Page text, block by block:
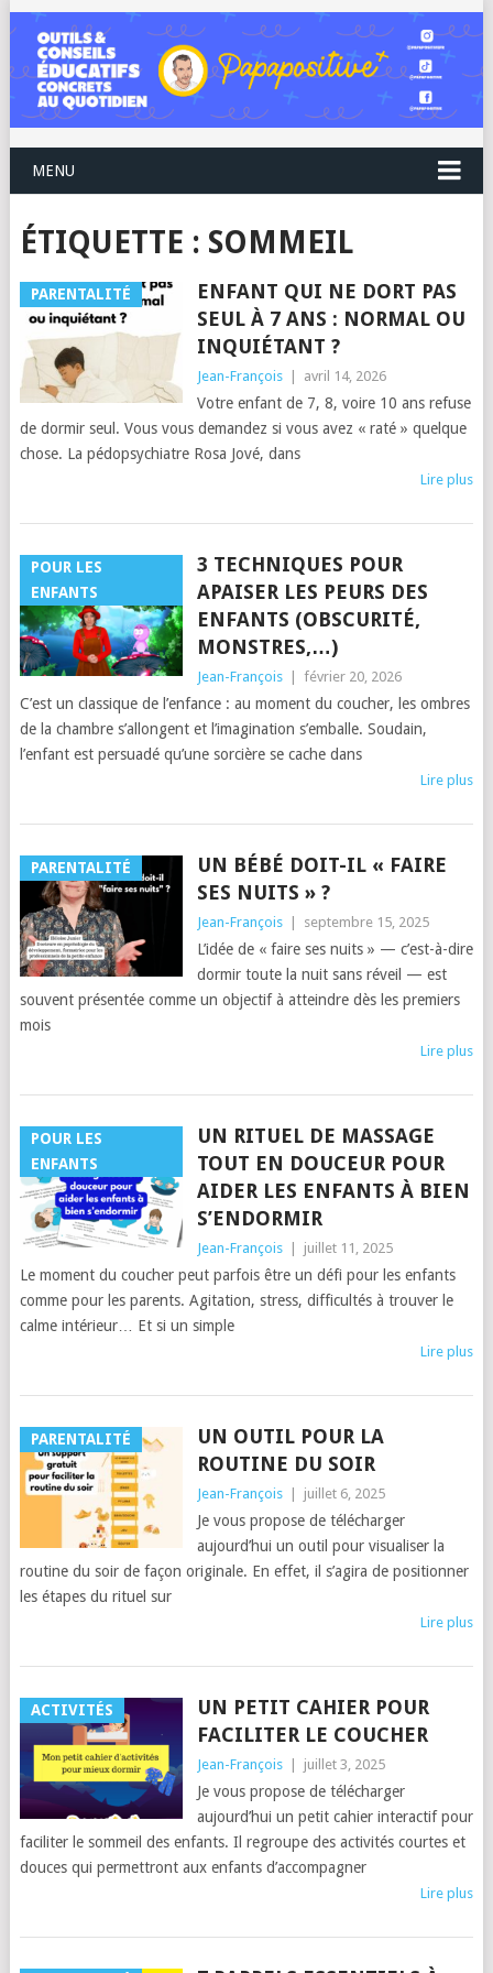
MENU
ÉTIQUETTE : SOMMEIL
PARENTALITÉ
ENFANT QUI NE DORT PAS
SEUL À 7 ANS : NORMAL OU
INQUIÉTANT ?
Jean-François avril 14, 2026
Votre enfant de 7, 8, voire 10 ans refuse
de dormir seul. Vous vous demandez si vous avez « raté » quelque
chose. La pédopsychiatre Rosa Jové, dans
Lire plus
POUR LES
ENFANTS
3 TECHNIQUES POUR
APAISER LES PEURS DES
ENFANTS (OBSCURITÉ,
MONSTRES,…)
Jean-François février 20, 2026
C’est un classique de l’enfance : au moment du coucher, les ombres
de la chambre s’allongent et l’imagination s’emballe. Soudain,
l’enfant est persuadé qu’une sorcière se cache dans
Lire plus
PARENTALITÉ
UN BÉBÉ DOIT-IL « FAIRE
SES NUITS » ?
Jean-François septembre 15, 2025
L’idée de « faire ses nuits » — c’est-à-dire
dormir toute la nuit sans réveil — est
souvent présentée comme un objectif à atteindre dès les premiers
mois
Lire plus
POUR LES
ENFANTS
UN RITUEL DE MASSAGE
TOUT EN DOUCEUR POUR
AIDER LES ENFANTS À BIEN
S’ENDORMIR
Jean-François juillet 11, 2025
Le moment du coucher peut parfois être un défi pour les enfants
comme pour les parents. Agitation, stress, difficultés à trouver le
calme intérieur… Et si un simple
Lire plus
PARENTALITÉ
UN OUTIL POUR LA
ROUTINE DU SOIR
Jean-François juillet 6, 2025
Je vous propose de télécharger
aujourd’hui un outil pour visualiser la
routine du soir de façon originale. En effet, il s’agira de positionner
les étapes du rituel sur
Lire plus
ACTIVITÉS
UN PETIT CAHIER POUR
FACILITER LE COUCHER
Jean-François juillet 3, 2025
Je vous propose de télécharger
aujourd’hui un petit cahier interactif pour
faciliter le sommeil des enfants. Il regroupe des activités courtes et
douces qui permettront aux enfants d’accompagner
Lire plus